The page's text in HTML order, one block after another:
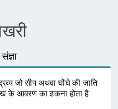
संज्ञा
जो सीप अथवा घोंघे की जाति
के आवरण का ढकना होता है